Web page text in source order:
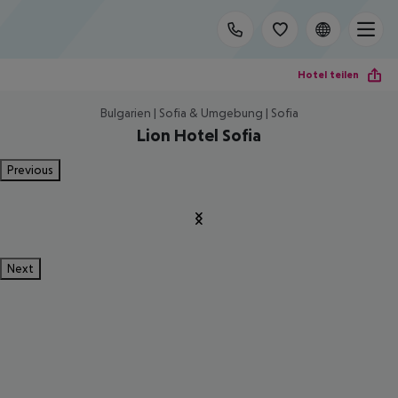
Hotel teilen
Bulgarien | Sofia & Umgebung | Sofia
Lion Hotel Sofia
Previous
Next